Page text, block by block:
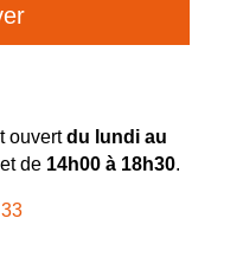
ouvertdu lundi au
de 14h00 à 18h30.